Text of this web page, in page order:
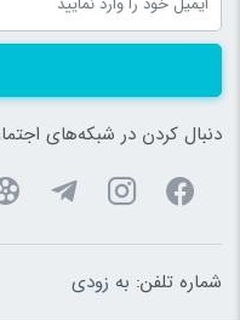
دنبال کردن در شبکه‌های
شماره تلفن: به زودی